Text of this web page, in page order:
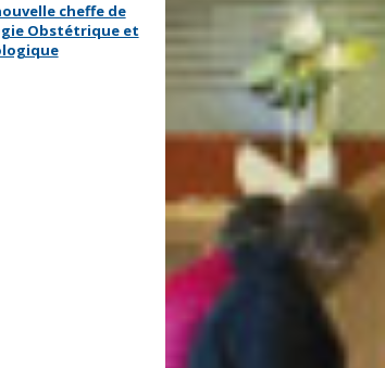
cheffe de
Obstétrique et